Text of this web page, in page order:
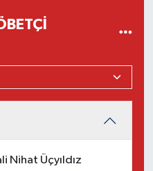
Nihat Üçyıldız